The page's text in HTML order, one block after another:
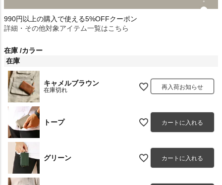
990円以上の購入で使える5%OFFクーポン
詳細・その他対象アイテム一覧はこちら
在庫 カラー
在庫
キャメルブラウン
在庫切れ 再入荷お知らせ
トープ カートに入れる
グリーン カートに入れる